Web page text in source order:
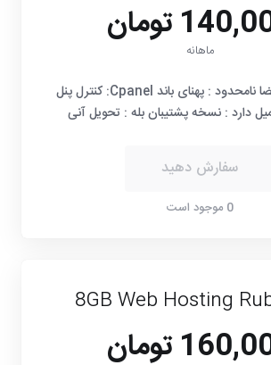
تومان
ماهانه
5 گیگابایت : فضا نامحدود : پهنای باند Cpanel: کنترل پنل
دارد : نسخه پشتیبان بله : تحویل آنی
سفارش دهید
0 موجود است
8GB Web Hosting
تومان